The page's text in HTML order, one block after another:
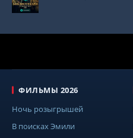
ФИЛЬМЫ 2026
Ночь розыгрышей
В поисках Эмили